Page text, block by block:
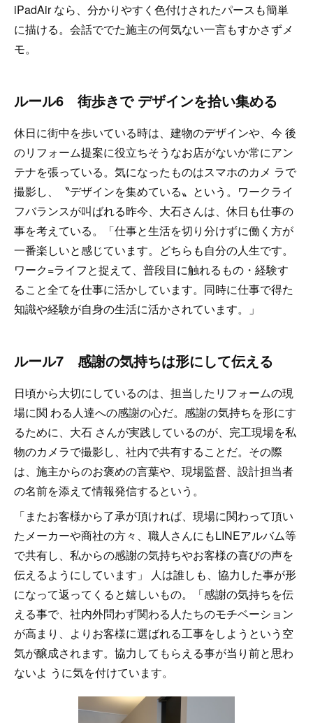
iPadAir なら、分かりやすく色付けされたパースも簡単
に描ける。会話ででた施主の何気ない一言もすかさずメ
モ。
ルール6 街歩きで デザインを拾い集める
休日に街中を歩いている時は、建物のデザインや、今 後
のリフォーム提案に役立ちそうなお店がないか常にアン
テナを張っている。気になったものはスマホのカメ ラで
撮影し、〝デザインを集めている〟という。ワークライ
フバランスが叫ばれる昨今、大石さんは、休日も仕事の
事を考えている。「仕事と生活を切り分けずに働く方が
一番楽しいと感じています。どちらも自分の人生です。
ワーク=ライフと捉えて、普段目に触れるもの・経験す
ること全てを仕事に活かしています。同時に仕事で得た
知識や経験が自身の生活に活かされています。」
ルール7 感謝の気持ちは形にして伝える
日頃から大切にしているのは、担当したリフォームの現
場に関 わる人達への感謝の心だ。感謝の気持ちを形にす
るために、大石 さんが実践しているのが、完工現場を私
物のカメラで撮影し、社内で共有することだ。その際
は、施主からのお褒めの言葉や、現場監督、設計担当者
の名前を添えて情報発信するという。
「またお客様から了承が頂ければ、現場に関わって頂い
たメーカーや商社の方々、職人さんにもLINEアルバム等
で共有し、私からの感謝の気持ちやお客様の喜びの声を
伝えるようにしています」 人は誰しも、協力した事が形
になって返ってくると嬉しいもの。「感謝の気持ちを伝
える事で、社内外問わず関わる人たちのモチベーション
が高まり、よりお客様に選ばれる工事をしようという空
気が醸成されます。協力してもらえる事が当り前と思わ
ないよ うに気を付けています。